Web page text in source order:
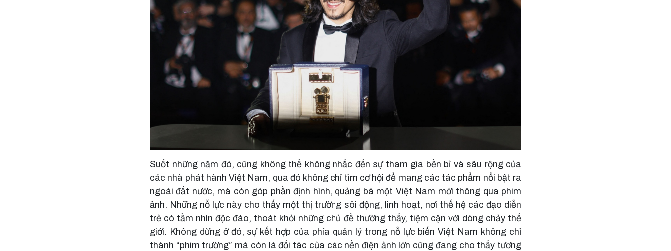
Suốt những năm đó, cũng không thể không nhắc đến sự tham gia bền bỉ và sâu rộng của
các nhà phát hành Việt Nam, qua đó không chỉ tìm cơ hội để mang các tác phẩm nổi bật ra
ngoài đất nước, mà còn góp phần định hình, quảng bá một Việt Nam mới thông qua phim
ảnh. Những nỗ lực này cho thấy một thị trường sôi động, linh hoạt, nơi thế hệ các đạo diễn
trẻ có tầm nhìn độc đáo, thoát khỏi những chủ đề thường thấy, tiệm cận với dòng chảy thế
giới. Không dừng ở đó, sự kết hợp của phía quản lý trong nỗ lực biến Việt Nam không chỉ
thành “phim trường” mà còn là đối tác của các nền điện ảnh lớn cũng đang cho thấy tương